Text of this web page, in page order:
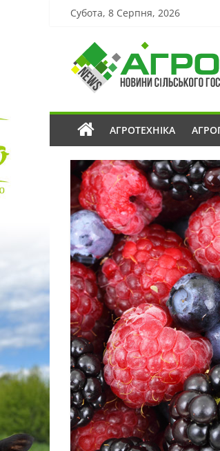
Субота, 8 Серпня, 2026
АГРОТЕХНІКА